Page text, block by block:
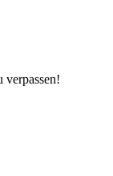
verpassen!